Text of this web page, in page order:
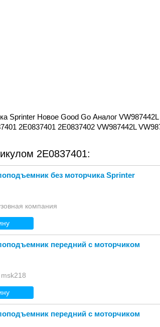
Sprinter Новое Good Go Аналог VW987442L
2E0837401 2E0837402 VW987442L
2E0837401:
без моторчика Sprinter
компания
передний с моторчиком
передний с моторчиком